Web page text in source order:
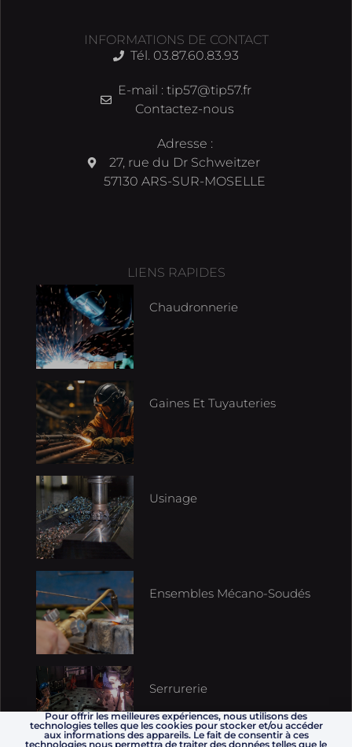
INFORMATIONS DE CONTACT
Tél. 03.87.60.83.93
E-mail : tip57@tip57.fr
Contactez-nous
Adresse :
27, rue du Dr Schweitzer
57130 ARS-SUR-MOSELLE
LIENS RAPIDES
Chaudronnerie
Gaines Et Tuyauteries
Usinage
Ensembles Mécano-Soudés
Serrurerie
Pour offrir les meilleures expériences, nous utilisons des
technologies telles que les cookies pour stocker et/ou accéder
aux informations des appareils. Le fait de consentir à ces
technologies nous permettra de traiter des données telles que le